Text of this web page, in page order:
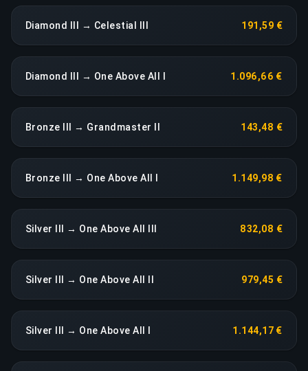
Diamond III → Celestial III 191,59 €
Diamond III → One Above All I 1.096,66 €
Bronze III → Grandmaster II 143,48 €
Bronze III → One Above All I 1.149,98 €
Silver III → One Above All III 832,08 €
Silver III → One Above All II 979,45 €
Silver III → One Above All I 1.144,17 €